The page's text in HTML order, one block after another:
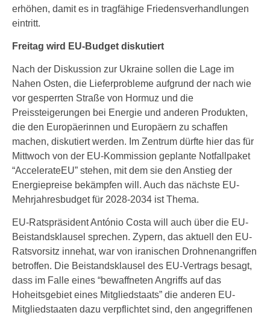
erhöhen, damit es in tragfähige Friedensverhandlungen
eintritt.
Freitag wird EU-Budget diskutiert
Nach der Diskussion zur Ukraine sollen die Lage im
Nahen Osten, die Lieferprobleme aufgrund der nach wie
vor gesperrten Straße von Hormuz und die
Preissteigerungen bei Energie und anderen Produkten,
die den Europäerinnen und Europäern zu schaffen
machen, diskutiert werden. Im Zentrum dürfte hier das für
Mittwoch von der EU-Kommission geplante Notfallpaket
“AccelerateEU” stehen, mit dem sie den Anstieg der
Energiepreise bekämpfen will. Auch das nächste EU-
Mehrjahresbudget für 2028-2034 ist Thema.
EU-Ratspräsident António Costa will auch über die EU-
Beistandsklausel sprechen. Zypern, das aktuell den EU-
Ratsvorsitz innehat, war von iranischen Drohnenangriffen
betroffen. Die Beistandsklausel des EU-Vertrags besagt,
dass im Falle eines “bewaffneten Angriffs auf das
Hoheitsgebiet eines Mitgliedstaats” die anderen EU-
Mitgliedstaaten dazu verpflichtet sind, den angegriffenen